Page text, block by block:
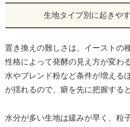
生地タイプ別に起きや
置き換えの難しさは、イーストの
性格によって発酵の見え方が変わ
水やブレンド粉など条件が増える
が揺れるので、癖を先に把握する
水分が多い生地は緩みが早く、粒